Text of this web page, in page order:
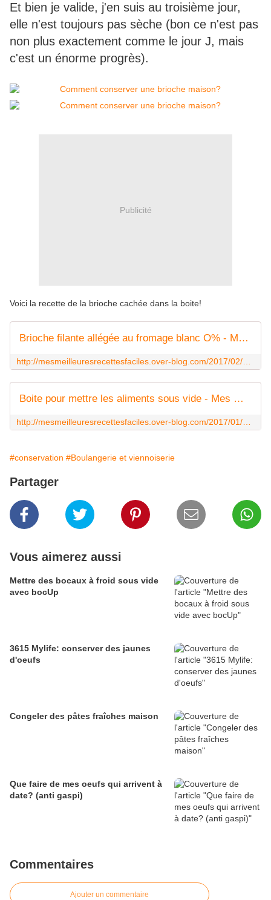
Et bien je valide, j'en suis au troisième jour,
elle n'est toujours pas sèche (bon ce n'est pas
non plus exactement comme le jour J, mais
c'est un énorme progrès).
Publicité
Voici la recette de la brioche cachée dans la boite!
Brioche filante allégée au fromage blanc O% - Mes Meilleures Recettes Faciles
Boite pour mettre les aliments sous vide - Mes Meilleures Recettes Faciles
#conservation #Boulangerie et viennoiserie
Partager
Vous aimerez aussi
Mettre des bocaux à froid sous vide
avec bocUp
3615 Mylife: conserver des jaunes
d'oeufs
Congeler des pâtes fraîches maison
Que faire de mes oeufs qui arrivent à
date? (anti gaspi)
Commentaires
Ajouter un commentaire